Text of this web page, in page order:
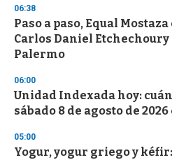
s
e
c
o
n
06:38
Paso a paso, Equal
Carlos Daniel
Palermo
06:00
Unidad Indexada hoy:
sábado 8 de agosto de
05:00
Yogur, yogur griego y